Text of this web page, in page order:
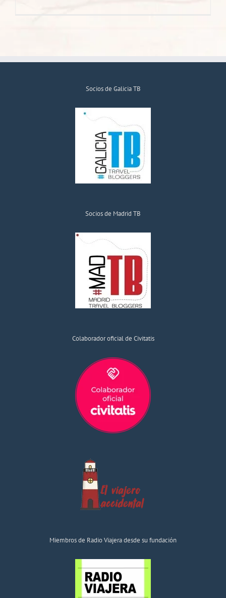
Socios de Galicia TB
Socios de Madrid TB
Colaborador oficial de Civitatis
Miembros de Radio Viajera desde su fundación